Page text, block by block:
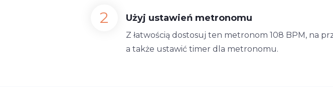
Użyj ustawień metronomu
Z łatwością dostosuj ten metronom 108 BPM, na
a także ustawić timer dla metronomu.